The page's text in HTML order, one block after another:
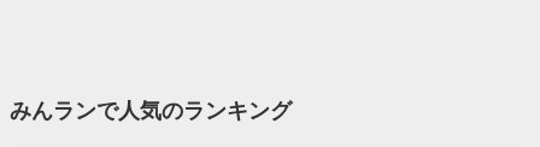
みんランで人気のランキング